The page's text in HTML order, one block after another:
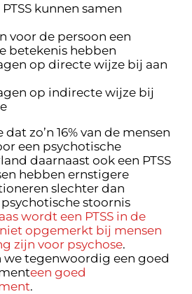
kunnen samen
voor de persoon een
betekenis hebben
op directe wijze bij aan
op indirecte wijze bij
zo’n 16% van de mensen
een psychotische
daarnaast ook een PTSS
hebben ernstigere
slechter dan
stoornis
wordt een PTSS in de
opgemerkt bij mensen
zijn voor psychose.
we tegenwoordig een goed
een goed
.